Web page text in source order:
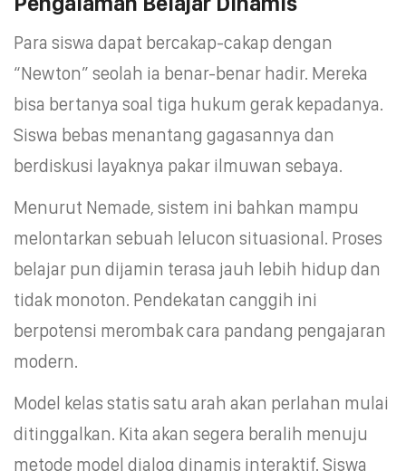
Para siswa dapat bercakap-cakap dengan
“Newton” seolah ia benar-benar hadir. Mereka
bisa bertanya soal tiga hukum gerak kepadanya.
Siswa bebas menantang gagasannya dan
berdiskusi layaknya pakar ilmuwan sebaya.
Menurut Nemade, sistem ini bahkan mampu
melontarkan sebuah lelucon situasional. Proses
belajar pun dijamin terasa jauh lebih hidup dan
tidak monoton. Pendekatan canggih ini
berpotensi merombak cara pandang pengajaran
modern.
Model kelas statis satu arah akan perlahan mulai
ditinggalkan. Kita akan segera beralih menuju
metode model dialog dinamis interaktif. Siswa